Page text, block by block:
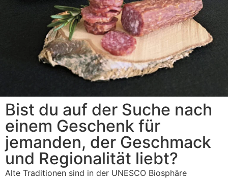
Bist du auf der Suche nach
einem Geschenk für
jemanden, der Geschmack
und Regionalität liebt?
Alte Traditionen sind in der UNESCO Biosphäre